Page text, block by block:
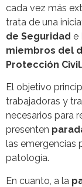
cada vez más
trata de una
de Seguridad e
miembros del
Protección Civil.
El objetivo
trabajadoras y
necesarios para
presenten
las emergencias
patología.
En cuanto, a la